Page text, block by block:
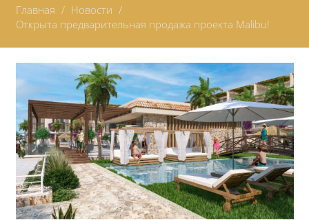
Главная / Новости /
Открыта предварительная продажа проекта Malibu!